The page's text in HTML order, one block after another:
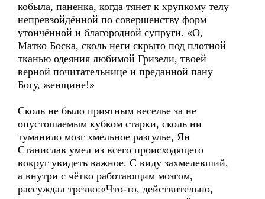
кобыла, паненка, когда тянет к хрупкому телу
непревзойдённой по совершенству форм
утончённой и благородной супруги. «О,
Матко Боска, сколь неги скрыто под плотной
тканью одеяния любимой Гризели, твоей
верной почитательнице и преданной пану
Богу, женщине!»
Сколь не было приятным веселье за не
опустошаемым кубком старки, сколь ни
туманило мозг хмельное разгулье, Ян
Станислав умел из всего происходящего
вокруг увидеть важное. С виду захмелевший,
а внутри с чётко работающим мозгом,
рассуждал трезво:«Что-то, действительно,